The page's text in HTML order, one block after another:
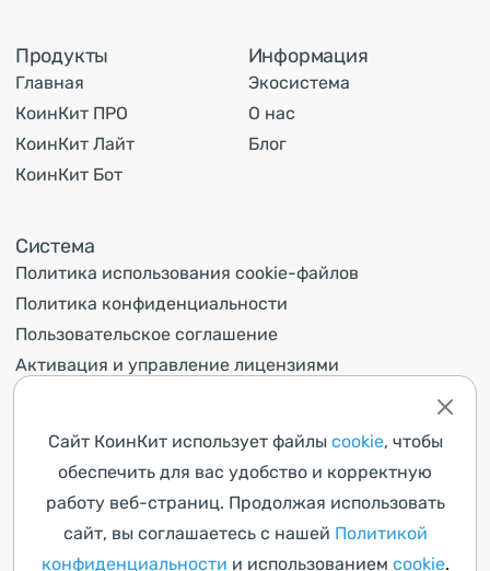
Продукты
Главная
КоинКит ПРО
КоинКит Лайт
КоинКит Бот
Информация
Экосистема
О нас
Блог
Система
Политика использования cookie-файлов
Политика конфиденциальности
Пользовательское соглашение
Активация и управление лицензиями
Контакты
Telegram
Вконтакте
info@coinkyt.com
Сайт КоинКит использует файлы cookie, чтобы
обеспечить для вас удобство и корректную
работу веб-страниц. Продолжая использовать
сайт, вы соглашаетесь с нашей Политикой
конфиденциальности и использованием cookie.